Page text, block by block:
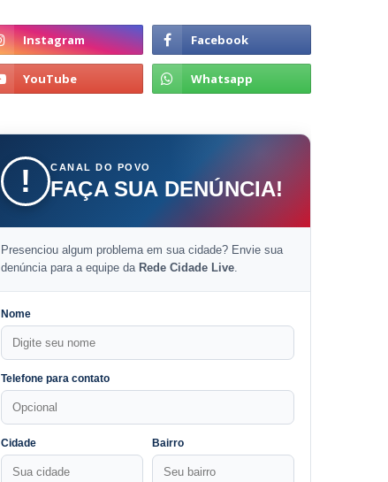
! CANAL DO POVO
FAÇA SUA DENÚNCIA!
Presenciou algum problema em sua cidade? Envie sua
denúncia para a equipe da Rede Cidade Live.
Nome
Telefone para contato
Cidade Bairro